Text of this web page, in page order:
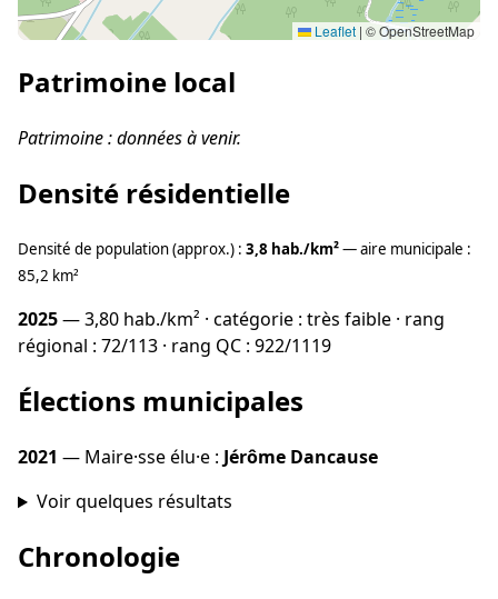
Leaflet | © OpenStreetMap
Patrimoine local
Patrimoine : données à venir.
Densité résidentielle
Densité de population (approx.) : 3,8 hab./km²— aire municipale :
85,2 km²
2025— 3,80 hab./km² · catégorie : très faible · rang
régional : 72/113 · rang QC : 922/1119
Élections municipales
2021 — Maire·sse élu·e : Jérôme Dancause
Voir quelques résultats
Chronologie